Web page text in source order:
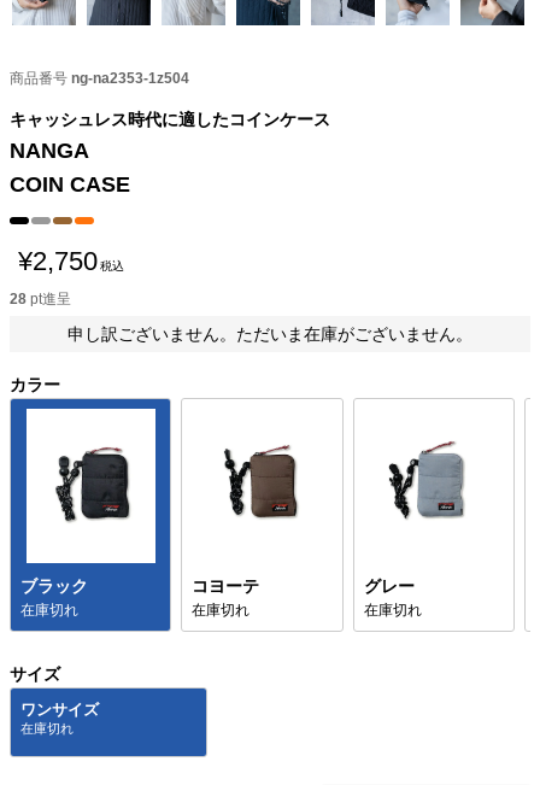
商品番号 ng-na2353-1z504
キャッシュレス時代に適したコインケース
NANGA
COIN CASE
¥2,750税込
28 pt進呈
申し訳ございません。ただいま在庫がございません。
カラー
ブラック
在庫切れ
コヨーテ
在庫切れ
グレー
在庫切れ
サイズ
ワンサイズ